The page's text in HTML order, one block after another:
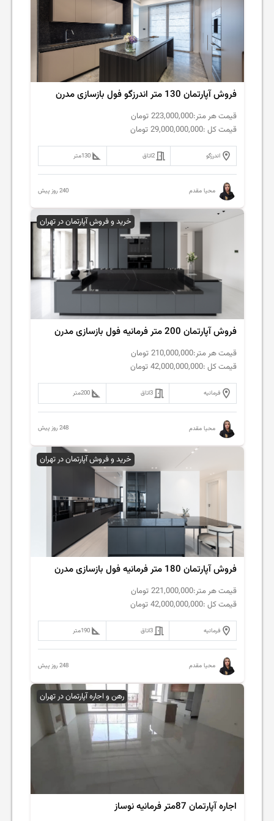
فروش‌ آپارتمان 130 متر اندرزگو فول بازسازی مدرن
قیمت هر متر:223,000,000 تومان
قیمت کل :29,000,000,000 تومان
اندرزگو 2اتاق 130متر
محیا مقدم 240 روز پیش
خرید و فروش آپارتمان در تهران
فروش‌ آپارتمان 200 متر فرمانیه فول بازسازی مدرن
قیمت هر متر:210,000,000 تومان
قیمت کل :42,000,000,000 تومان
فرمانیه 3اتاق 200متر
محیا مقدم 248 روز پیش
خرید و فروش آپارتمان در تهران
فروش‌ آپارتمان 180 متر فرمانیه فول بازسازی مدرن
قیمت هر متر:221,000,000 تومان
قیمت کل :42,000,000,000 تومان
فرمانیه 3اتاق 190متر
محیا مقدم 248 روز پیش
رهن و اجاره آپارتمان در تهران
اجاره آپارتمان 87متر فرمانیه نوساز